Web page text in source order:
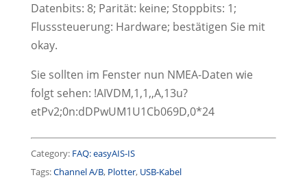
Datenbits: 8; Parität: keine; Stoppbits: 1;
Flusssteuerung: Hardware; bestätigen Sie mit
okay.
Sie sollten im Fenster nun NMEA-Daten wie
folgt sehen: !AIVDM,1,1,,A,13u?
etPv2;0n:dDPwUM1U1Cb069D,0*24
Category: FAQ: easyAIS-IS
Tags:Channel A/B, Plotter, USB-Kabel